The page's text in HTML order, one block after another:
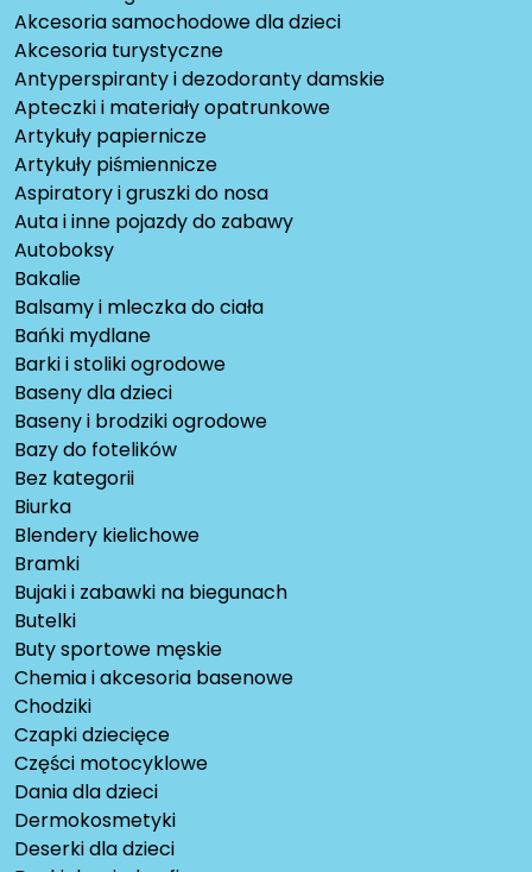
Akcesoria samochodowe dla dzieci
Akcesoria turystyczne
Antyperspiranty i dezodoranty damskie
Apteczki i materiały opatrunkowe
Artykuły papiernicze
Artykuły piśmiennicze
Aspiratory i gruszki do nosa
Auta i inne pojazdy do zabawy
Autoboksy
Bakalie
Balsamy i mleczka do ciała
Bańki mydlane
Barki i stoliki ogrodowe
Baseny dla dzieci
Baseny i brodziki ogrodowe
Bazy do fotelików
Bez kategorii
Biurka
Blendery kielichowe
Bramki
Bujaki i zabawki na biegunach
Butelki
Buty sportowe męskie
Chemia i akcesoria basenowe
Chodziki
Czapki dziecięce
Części motocyklowe
Dania dla dzieci
Dermokosmetyki
Deserki dla dzieci